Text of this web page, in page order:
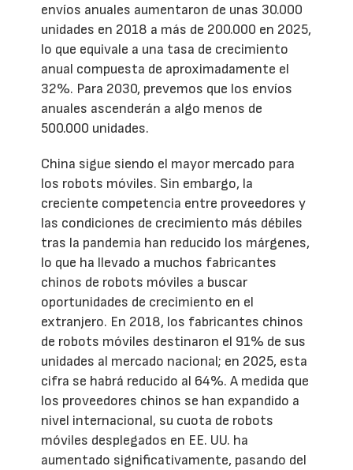
envíos anuales aumentaron de unas 30.000
unidades en 2018 a más de 200.000 en 2025,
lo que equivale a una tasa de crecimiento
anual compuesta de aproximadamente el
32%. Para 2030, prevemos que los envíos
anuales ascenderán a algo menos de
500.000 unidades.
China sigue siendo el mayor mercado para
los robots móviles. Sin embargo, la
creciente competencia entre proveedores y
las condiciones de crecimiento más débiles
tras la pandemia han reducido los márgenes,
lo que ha llevado a muchos fabricantes
chinos de robots móviles a buscar
oportunidades de crecimiento en el
extranjero. En 2018, los fabricantes chinos
de robots móviles destinaron el 91% de sus
unidades al mercado nacional; en 2025, esta
cifra se habrá reducido al 64%. A medida que
los proveedores chinos se han expandido a
nivel internacional, su cuota de robots
móviles desplegados en EE. UU. ha
aumentado significativamente, pasando del